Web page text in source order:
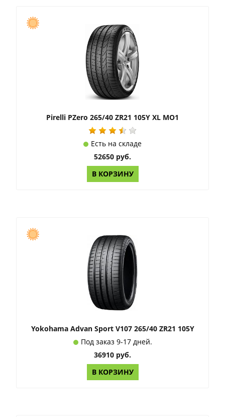
Pirelli PZero 265/40 ZR21 105Y XL MO1
Есть на складе
52650 руб.
В КОРЗИНУ
Yokohama Advan Sport V107 265/40 ZR21 105Y
Под заказ 9-17 дней.
36910 руб.
В КОРЗИНУ